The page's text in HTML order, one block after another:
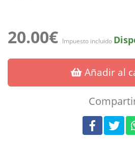
20.00€ Impuesto incluido
Añadir al